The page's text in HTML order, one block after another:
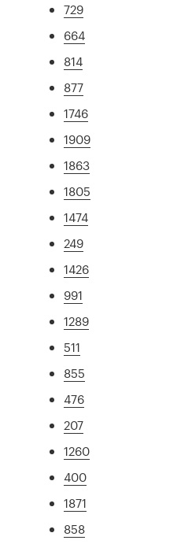
729
664
814
877
1746
1909
1863
1805
1474
249
1426
991
1289
511
855
476
207
1260
400
1871
858